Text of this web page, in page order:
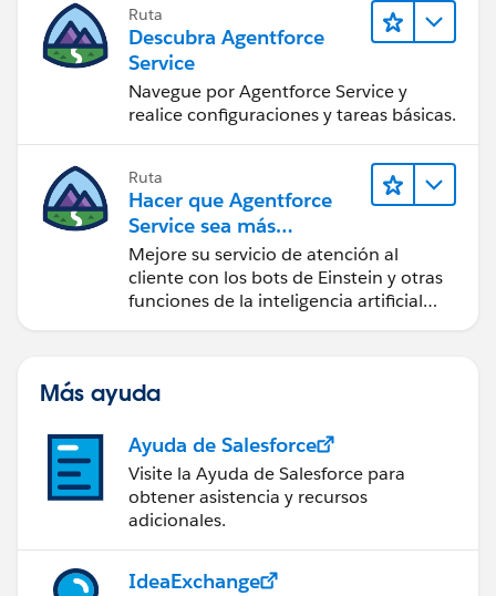
Ruta
Descubra Agentforce
Service
Navegue por Agentforce Service y
realice configuraciones y tareas básicas.
Ruta
Hacer que Agentforce
Service sea más
inteligente
Mejore su servicio de atención al
cliente con los bots de Einstein y otras
funciones de la inteligencia artificial
Más ayuda
Ayuda de Salesforce
Visite la Ayuda de Salesforce para
obtener asistencia y recursos
adicionales.
IdeaExchange